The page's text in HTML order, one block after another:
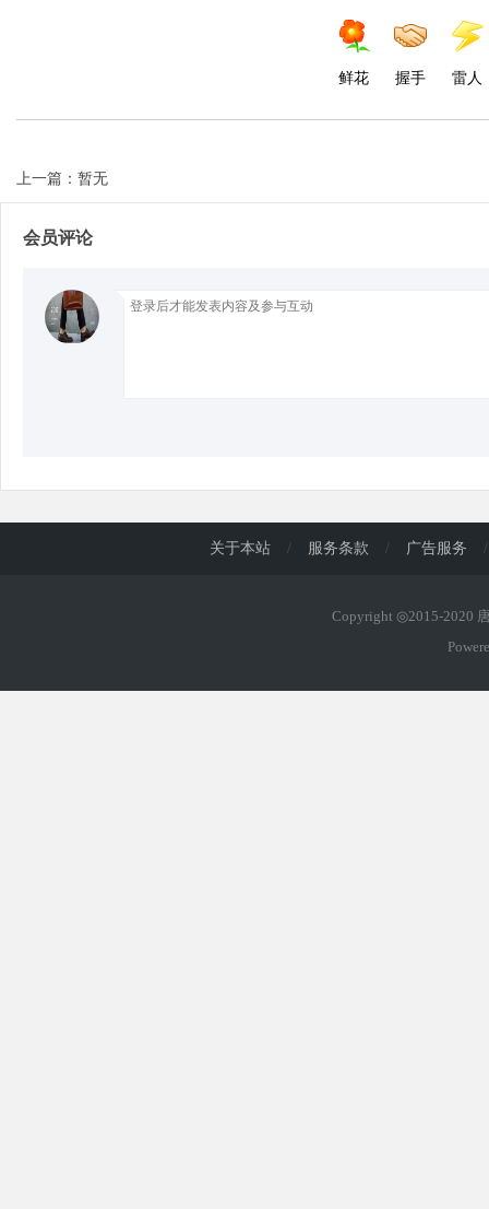
鲜花 握手 雷人
上一篇：暂无
会员评论
关于本站 / 服务条款 / 广告服务 /
Copyright ◎2015-2020